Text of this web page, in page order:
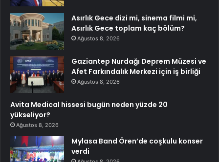
Asırlık Gece dizi mi, sinema filmi mi,
Asırlık Gece toplam kaç bölüm?
Ağustos 8, 2026
Gaziantep Nurdağı Deprem Müzesi ve
Afet Farkındalık Merkezi için iş birliği
Ağustos 8, 2026
Avita Medical hissesi bugün neden yüzde 20
yükseliyor?
Ağustos 8, 2026
Mylasa Band Ören’de coşkulu konser
verdi